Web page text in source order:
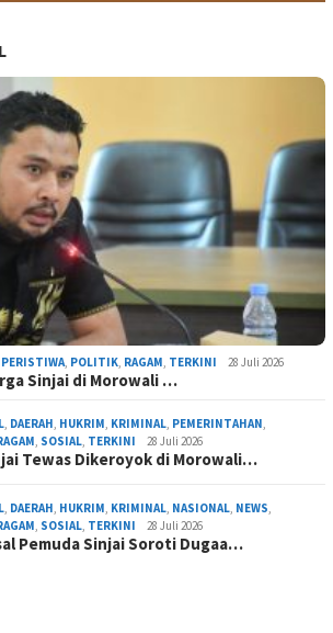
PERISTIWA, POLITIK, RAGAM, TERKINI 28 Juli 2026
Sinjai di Morowali …
, DAERAH, HUKRIM, KRIMINAL, PEMERINTAHAN,
, SOSIAL, TERKINI 28 Juli 2026
Tewas Dikeroyok di Morowali…
, DAERAH, HUKRIM, KRIMINAL, NASIONAL, NEWS,
, SOSIAL, TERKINI 28 Juli 2026
Pemuda Sinjai Soroti Dugaa…